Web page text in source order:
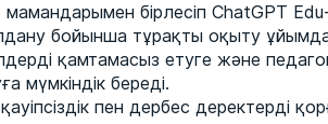
бірлесіп ChatGPT
бойынша тұрақты оқыту
қамтамасыз етуге және
мүмкіндік береді.
пен дербес деректерді